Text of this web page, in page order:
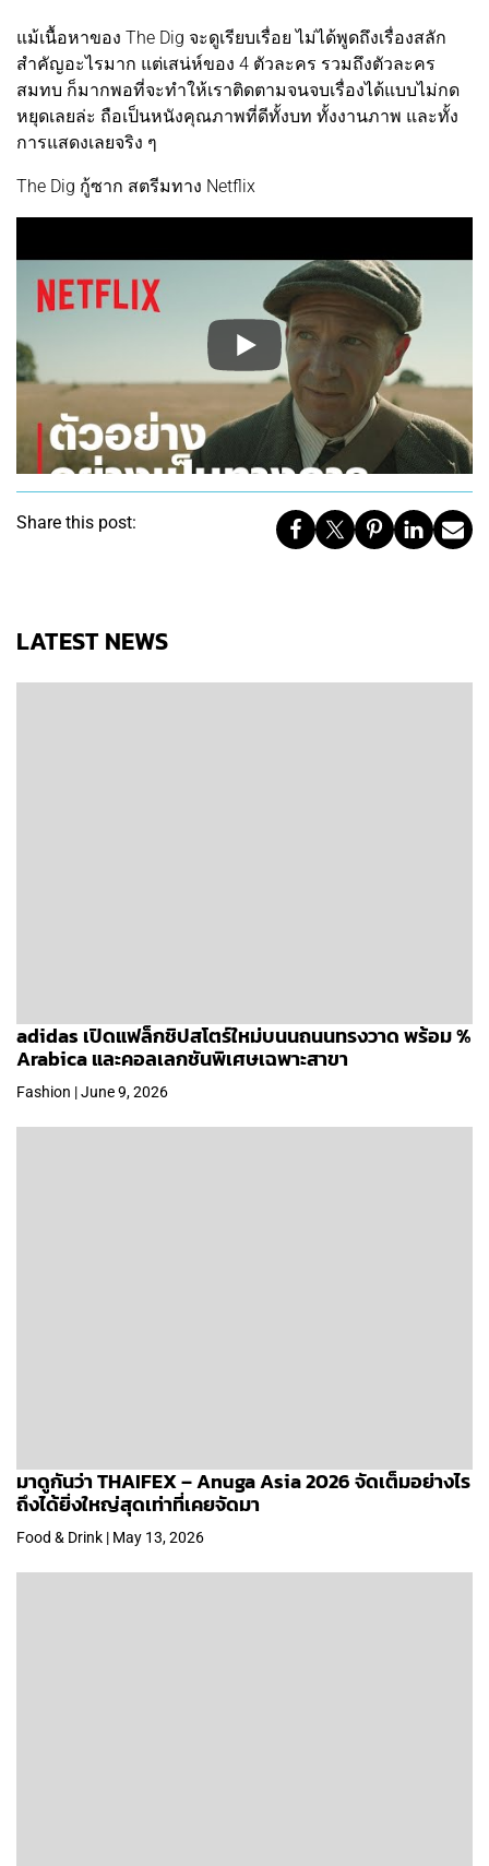
แม้เนื้อหาของ The Dig จะดูเรียบเรื่อย ไม่ได้พูดถึงเรื่องสลัก
สำคัญอะไรมาก แต่เสน่ห์ของ 4 ตัวละคร รวมถึงตัวละคร
สมทบ ก็มากพอที่จะทำให้เราติดตามจนจบเรื่องได้แบบไม่กด
หยุดเลยล่ะ ถือเป็นหนังคุณภาพที่ดีทั้งบท ทั้งงานภาพ และทั้ง
การแสดงเลยจริง ๆ
The Dig กู้ซาก สตรีมทาง Netflix
Share this post:
LATEST NEWS
adidas เปิดแฟล็กชิปสโตร์ใหม่บนนถนนทรงวาด พร้อม %
Arabica และคอลเลกชันพิเศษเฉพาะสาขา
Fashion | June 9, 2026
มาดูกันว่า THAIFEX – Anuga Asia 2026 จัดเต็มอย่างไร
ถึงได้ยิ่งใหญ่สุดเท่าที่เคยจัดมา
Food & Drink | May 13, 2026